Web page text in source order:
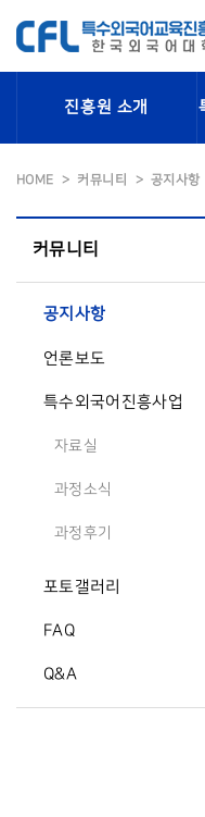
진흥원 소개
HOME 커뮤니티 공지사항
커뮤니티
공지사항
언론보도
특수외국어진흥사업
자료실
과정소식
과정후기
포토갤러리
FAQ
Q&A